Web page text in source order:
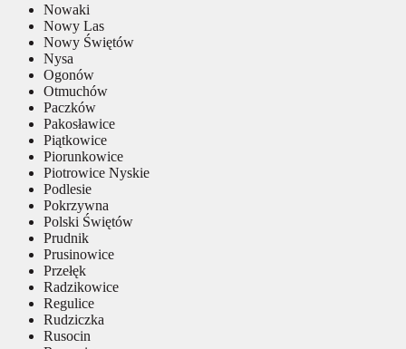
Nowaki
Nowy Las
Nowy Świętów
Nysa
Ogonów
Otmuchów
Paczków
Pakosławice
Piątkowice
Piorunkowice
Piotrowice Nyskie
Podlesie
Pokrzywna
Polski Świętów
Prudnik
Prusinowice
Przełęk
Radzikowice
Regulice
Rudziczka
Rusocin